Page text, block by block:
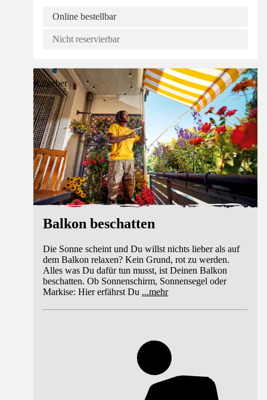
Online bestellbar
Nicht reservierbar
Ratgeber
Balkon beschatten
Die Sonne scheint und Du willst nichts lieber als auf
dem Balkon relaxen? Kein Grund, rot zu werden.
Alles was Du dafür tun musst, ist Deinen Balkon
beschatten. Ob Sonnenschirm, Sonnensegel oder
Markise: Hier erfährst Du ...mehr